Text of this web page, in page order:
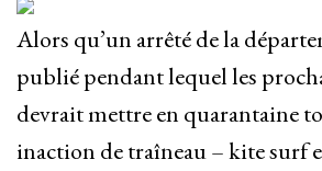
Alors qu’un arrêté de la
publié pendant lequel les
devrait mettre en quarantaine
inaction de traîneau – kite surf